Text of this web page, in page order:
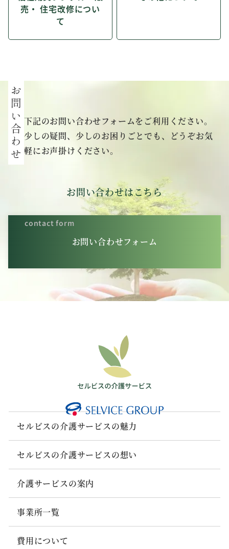
売・ 住宅改修につい
て
下記のお問い合わせフォームをご利用ください。
少しの疑問、少しのお困りごとでも、どうぞお気
軽にお声掛けください。
お問い合わせはこちら
contact form
お問い合わせフォーム
セルビスの介護サービスの魅力
セルビスの介護サービスの想い
介護サービスの案内
事業所一覧
費用について